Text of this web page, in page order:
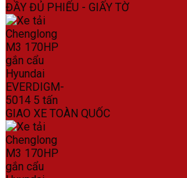
ĐẦY ĐỦ PHIẾU - GIẤY TỜ
GIAO XE TOÀN QUỐC